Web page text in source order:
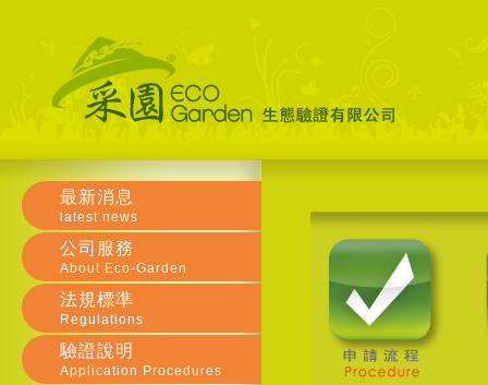
最新消息
latest news
公司服務
About Eco-Garden
法規標準
Regulations
驗證說明
Application Procedures